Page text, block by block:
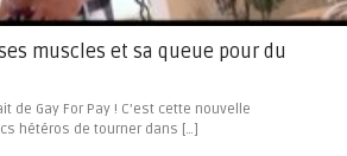
muscles et sa queue pour du
de Gay For Pay ! C’est cette nouvelle
hétéros de tourner dans […]